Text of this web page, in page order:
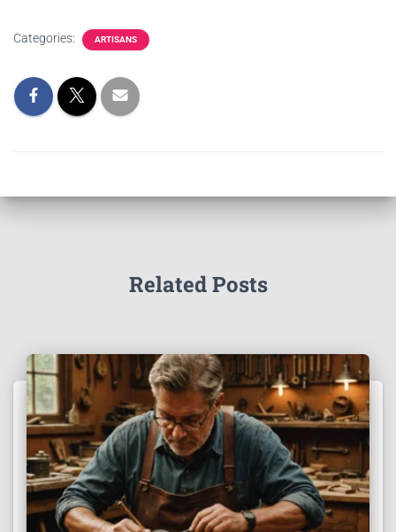
Categories: ARTISANS
Related Posts